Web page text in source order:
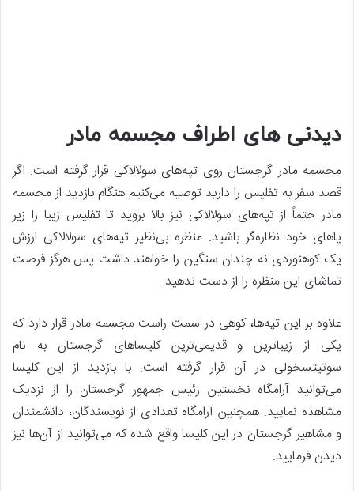
دیدنی های اطراف مجسمه مادر
مجسمه مادر گرجستان روی تپه‌های سولالاکی قرار گرفته است. اگر
قصد سفر به تفلیس را دارید توصیه می‌کنیم هنگام بازدید از مجسمه
مادر حتماً از تپه‌های سولالاکی نیز بالا بروید‌ تا تفلیس زیبا را زیر
پاهای خود نظاره‌گر باشید. منظره بی‌نظیر تپه‌های سولالاکی ارزش
یک کوهنوردی نه چندان سنگین را خواهند داشت پس هرگز فرصت
تماشای این منظره را از دست ندهید.
علاوه بر این تپه‌ها، کوهی در سمت راست مجسمه مادر قرار دارد که
یکی‌ از زیباترین و قدیمی‌ترین کلیساهای گرجستان به نام
سوتیتسخولی در آن قرار گرفته است. با بازدید از این کلیسا
می‌توانید آرامگاه نخستین رئیس جمهور گرجستان را از نزدیک
مشاهده نمایید. همچنین آرامگاه تعدادی از نویسندگان، دانشمندان
و مشاهیر گرجستان در این کلیسا واقع شده که می‌توانید از آن‌ها نیز
دیدن فرمایید.